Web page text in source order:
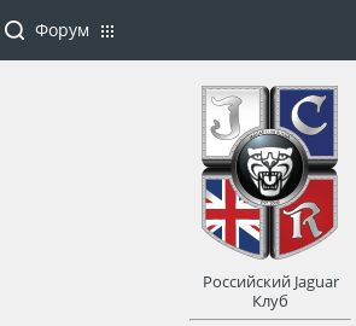
Форум
Российский Jaguar
Клуб